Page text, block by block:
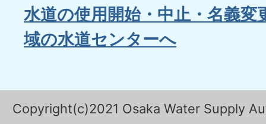
水道の使用開始・中止・名義変
域の水道センターへ
Copyright(c)2021 Osaka Water Supply